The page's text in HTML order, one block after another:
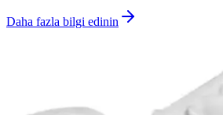
Daha fazla bilgi edinin